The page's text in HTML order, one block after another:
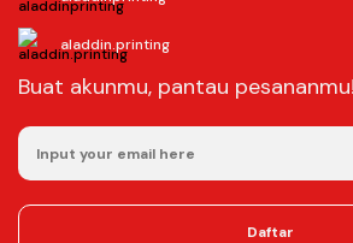
aladdin.printing
Buat akunmu, pantau pesananmu!
Daftar